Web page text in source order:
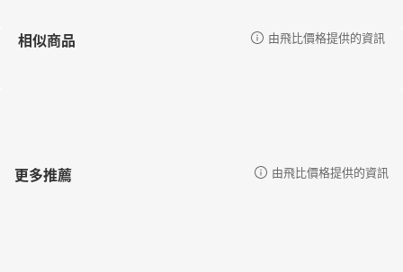
相似商品 由飛比價格提供的資訊
更多推薦 由飛比價格提供的資訊